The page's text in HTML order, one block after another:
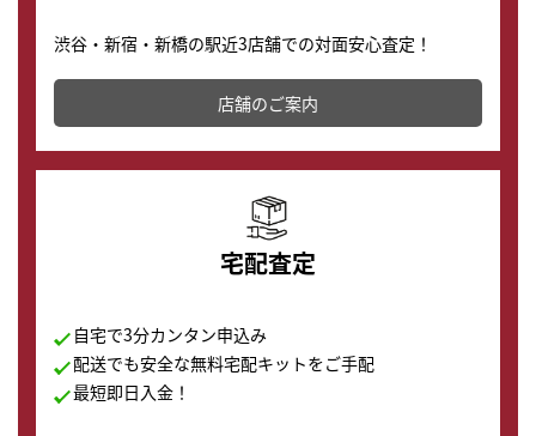
渋谷・新宿・新橋の駅近3店舗での対面安心査定！
その場で現金買取致します。渋谷本店では、時計販売の
店舗を併設しており、下取りに出してお得に新しい時計
の購入もできます♪
店舗のご案内
宅配査定
自宅で3分カンタン申込み
配送でも安全な無料宅配キットをご手配
最短即日入金！